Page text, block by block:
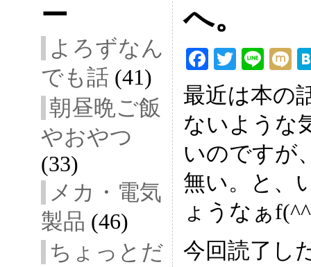
ー
よろずなん
でも話 (41)
朝昼晩ご飯
やおやつ
(33)
メカ・電気
製品 (46)
ちょっとだ
へ。
F
ac
eb
oo
k
T
wi
tt
er
Li
ix
i
最近は本の
ないような
いのですが
無い。と、
ょうなぁ
今回読了し